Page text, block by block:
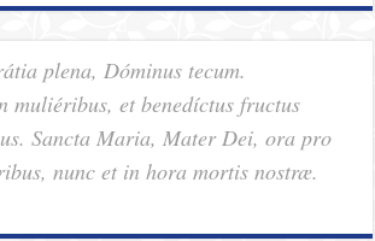
plena, Dóminus tecum.
muliéribus, et benedíctus fructus
Sancta Maria, Mater Dei, ora pro
nunc et in hora mortis nostræ.